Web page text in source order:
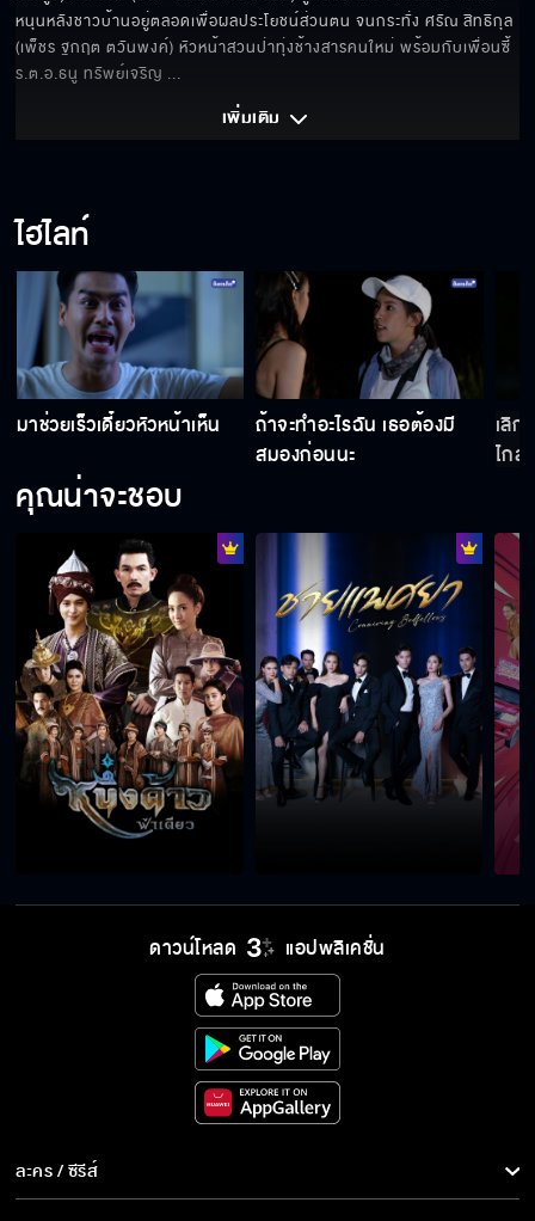
หนุนหลังชาวบ้านอยู่ตลอดเพื่อผลประโยชน์ส่วนตน จนกระทั่ง ศรัณ สิทธิกุล
(เพ็ชร ฐกฤต ตวันพงค์) หัวหน้าสวนป่าทุ่งช้างสารคนใหม่ พร้อมกับเพื่อนซี้
ร.ต.อ.ธนู ทรัพย์เจริญ ...
เพิ่มเติม
ไฮไลท์
มาช่วยเร็วเดี๋ยวหัวหน้าเห็น
ถ้าจะทำอะไรฉัน เธอต้องมี
สมองก่อนนะ
เลิก
ไกล
คุณน่าจะชอบ
ดาวน์โหลด แอปพลิเคชั่น
ละคร / ซีรีส์
ละคร/ซีรีส์